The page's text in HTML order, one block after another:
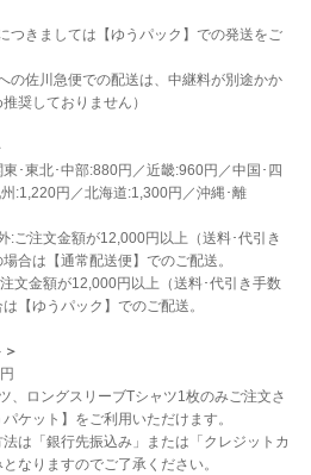
つきましては【ゆうパック】での発送をご
の佐川急便での配送は、中継料が別途かか
奨しておりません）
･東北･中部:880円／近畿:960円／中国･四
:1,220円／北海道:1,300円／沖縄･離
:ご注文金額が12,000円以上（送料･代引き
合は【通常配送便】でのご配送。
文金額が12,000円以上（送料･代引き手数
【ゆうパック】でのご配送。
、ロングスリーブTシャツ1枚のみご注文さ
ケット】をご利用いただけます。
は「銀行先振込み」または「クレジットカ
なりますのでご了承ください。